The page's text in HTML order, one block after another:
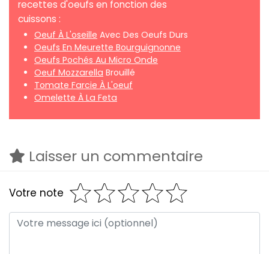
recettes d'oeufs en fonction des
cuissons :
Oeuf À L'oseille Avec Des Oeufs Durs
Oeufs En Meurette Bourguignonne
Oeufs Pochés Au Micro Onde
Oeuf Mozzarella Brouillé
Tomate Farcie À L'oeuf
Omelette À La Feta
Laisser un commentaire
Votre note